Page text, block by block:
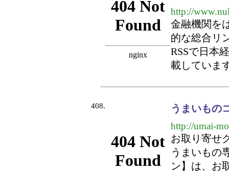
http://
金融機関を
的な総合リ
RSSで日本
載していま
408. うまいもの
http://umai-
お取り寄せ
うまいもの
ン】は、お